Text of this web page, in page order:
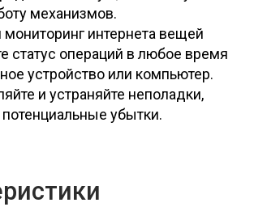
механизмов.
интернета вещей
статус операций в любое время
устройство или компьютер.
и устраняйте неполадки,
убытки.